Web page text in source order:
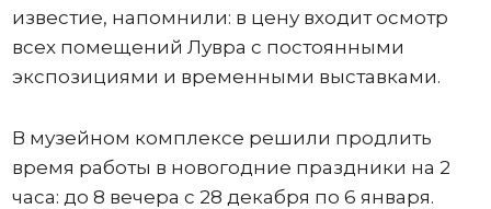
известие, напомнили: в цену входит осмотр
всех помещений Лувра с постоянными
экспозициями и временными выставками.
В музейном комплексе решили продлить
время работы в новогодние праздники на 2
часа: до 8 вечера с 28 декабря по 6 января.